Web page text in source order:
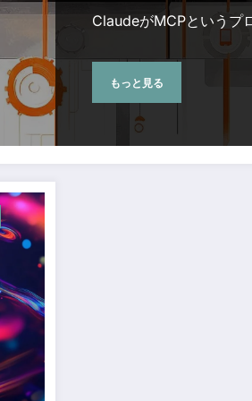
ClaudeがMCPというプ
もっと見る